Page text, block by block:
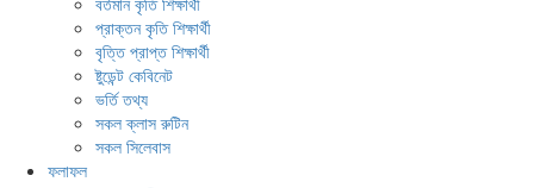
প্রাক্তন কৃতি শিক্ষার্থী
বৃত্তি প্রাপ্ত শিক্ষার্থী
ষ্টুডেন্ট কেবিনেট
ভর্তি তথ্য
সকল ক্লাস রুটিন
সকল সিলেবাস
ফলাফল